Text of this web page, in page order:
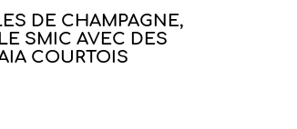
DE CHAMPAGNE,
SMIC AVEC DES
COURTOIS